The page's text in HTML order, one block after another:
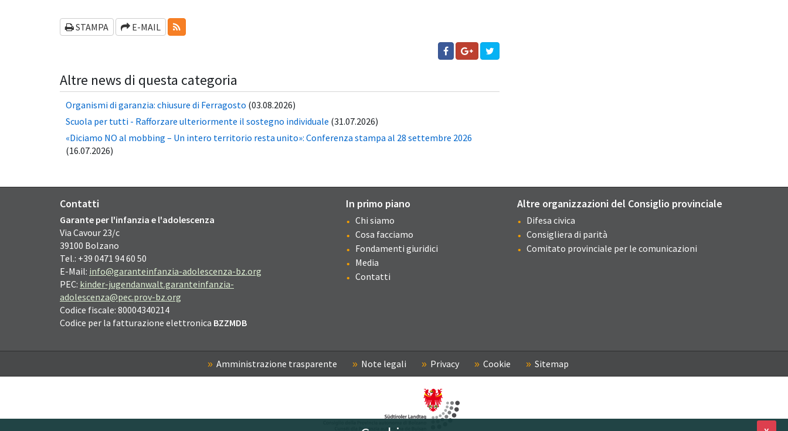
STAMPA E-MAIL RSS-FEEDS
Altre news di questa categoria
Organismi di garanzia: chiusure di Ferragosto (03.08.2026)
Scuola per tutti - Rafforzare ulteriormente il sostegno individuale (31.07.2026)
«Diciamo NO al mobbing – Un intero territorio resta unito»: Conferenza stampa al 28 settembre 2026
(16.07.2026)
Contatti
Garante per l'infanzia e l'adolescenza
Via Cavour 23/c
39100 Bolzano
Tel.: +39 0471 94 60 50
E-Mail: info@garanteinfanzia-adolescenza-bz.org
PEC: kinder-jugendanwalt.garanteinfanzia-
adolescenza@pec.prov-bz.org
Codice fiscale: 80004340214
Codice per la fatturazione elettronica BZZMDB
In primo piano
Chi siamo
Cosa facciamo
Fondamenti giuridici
Media
Contatti
Altre organizzazioni del Consiglio provinciale
Difesa civica
Consigliera di parità
Comitato provinciale per le comunicazioni
Amministrazione trasparente Note legali Privacy Cookie Sitemap